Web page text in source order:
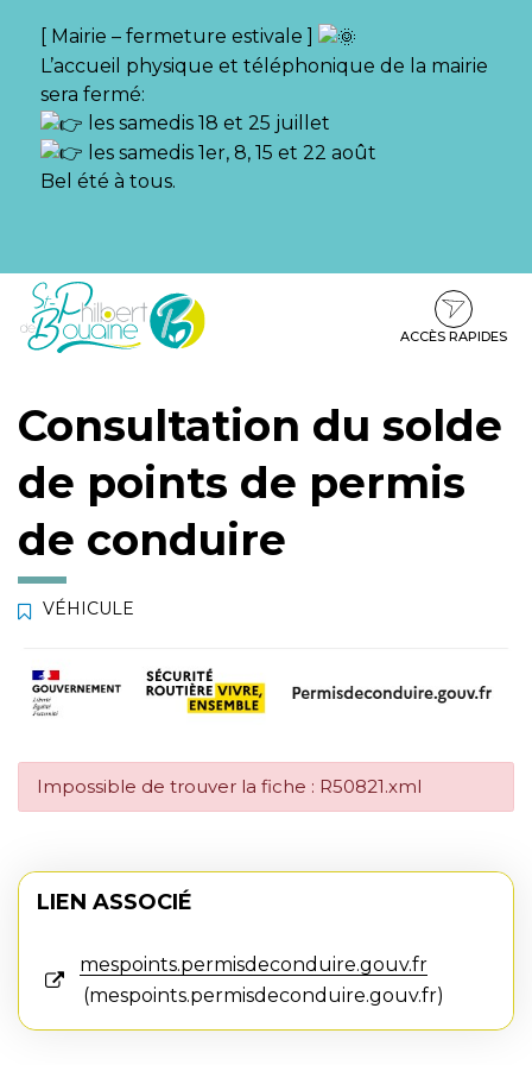
[ Mairie – fermeture estivale ]
L’accueil physique et téléphonique de la mairie
sera fermé:
les samedis 18 et 25 juillet
les samedis 1er, 8, 15 et 22 août
Bel été à tous.
Aller
Aller
contenu
Aller
pied
ACCÈS RAPIDES
Consultation du solde
de points de permis
de conduire
VÉHICULE
Impossible de trouver la fiche : R50821.xml
LIEN ASSOCIÉ
mespoints.permisdeconduire.gouv.fr
mespoints.permisdeconduire.gouv.fr